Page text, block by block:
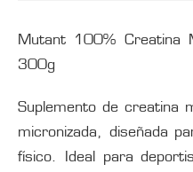
Mutant 100% Creatina
300g
Suplemento de creatina
micronizada, diseñada
físico. Ideal para